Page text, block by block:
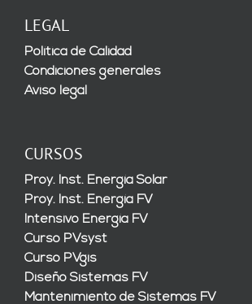
LEGAL
Política de Calidad
Condiciones generales
Aviso legal
CURSOS
Proy. Inst. Energía Solar
Proy. Inst. Energía FV
Intensivo Energía FV
Curso PVsyst
Curso PVgis
Diseño Sistemas FV
Mantenimiento de Sistemas FV